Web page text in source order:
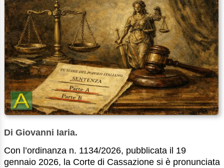
Di Giovanni Iaria.
Con l’ordinanza n. 1134/2026, pubblicata il 19
gennaio 2026, la Corte di Cassazione si è pronunciata